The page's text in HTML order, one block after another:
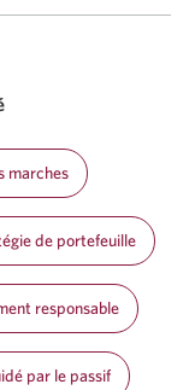
marches
de portefeuille
responsable
par le passif